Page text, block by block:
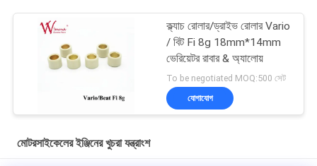
ক্ল্যাচ রোলার/ড্রাইভ রোলার Vario
/ বিট Fi 8g 18mm*14mm
ভেরিয়েটর রাবার & অ্যালোয়
To be negotiated MOQ:500 সেট
যোগাযোগ
মোটরসাইকেলের ইঞ্জিনের খুচরা যন্ত্রাংশ